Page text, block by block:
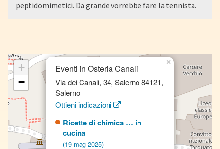
peptidomimetici. Da grande vorrebbe fare la tennista.
Eventi in Osteria Canali
Via dei Canali, 34, Salerno 84121,
Salerno
Ottieni indicazioni
Ricette di chimica … in
cucina
(19 mag 2025)
×
+
−